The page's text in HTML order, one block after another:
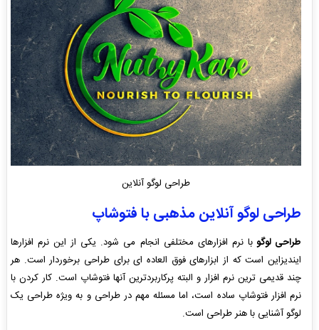
طراحی لوگو آنلاین
طراحی لوگو آنلاین مذهبی با فتوشاپ
طراحی لوگوبا نرم افزارهای مختلفی انجام می شود. یکی از این نرم افزارها
ایندیزاین است که از ابزارهای فوق العاده ای برای طراحی برخوردار است. هر
چند قدیمی ترین نرم افزار و البته پرکاربردترین آنها فتوشاپ است. کار کردن با
نرم افزار فتوشاپ ساده است، اما مسئله مهم در طراحی و به ویژه طراحی یک
لوگو آشنایی با هنر طراحی است.